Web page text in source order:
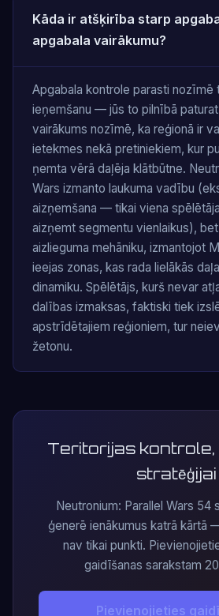
Kāda ir atšķirība starp
apgabala vairākumu?
Apgabala kontrole parasti nozīmē
ieņemšanu — jūs to pilnībā
vairākums nozīmē, ka reģionā ir
ietekmes nekā pretiniekiem, kur
ņemta vērā daļēja klātbūtne.
Wars izmanto laukuma vadību
aizņemšana — tikai viena
aizņemt segmentu vienlaikus),
aizlieguma mehāniku, izmantojot
ieejas zonas, kas rada lielākās
dinamiku. Spēlētājs, kurš nevar
dalības izmaksas, faktiski tiek
apstrīdētajiem reģioniem, tur
žetonu.
Teritorijas kontrole,
stratēģijai
Neutronium: Parallel Wars 54
ģenerē ienākumus katrā kārtā
nav tikai punkti.
gaidīšanas sarakstam
Pievienojieties